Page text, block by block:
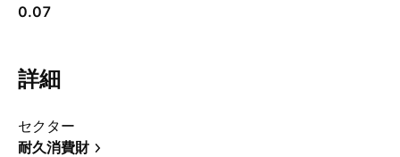
0.07
詳細
セクター
耐久消費財